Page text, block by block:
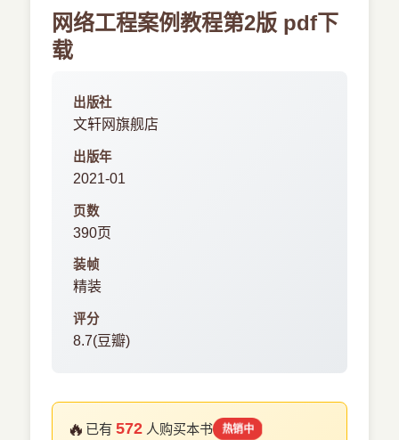
网络工程案例教程第2版 pdf下
载
出版社
文轩网旗舰店
出版年
2021-01
页数
390页
装帧
精装
评分
8.7(豆瓣)
🔥 已有572 人购买本书 热销中